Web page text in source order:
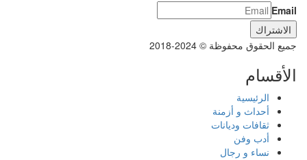
Email
جميع الحقوق محفوظة © 2024-2018
الأقسام
الرئيسية
أحداث و أزمنة
ثقافات وديانات
أدب وفن
نساء و رجال